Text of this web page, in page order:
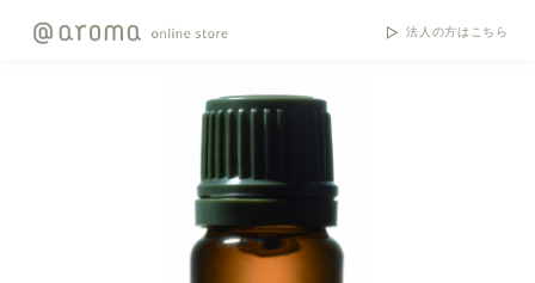
法人の方はこちら